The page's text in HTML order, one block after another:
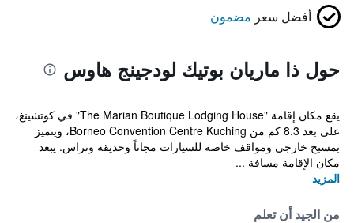
أفضل سعر مضمون
حول ذا ماريان بوتيك لودجينج هاوس
يقع مكان إقامة "The Marian Boutique Lodging House" في كوتشينغ،
على بعد 8.3 كم من Borneo Convention Centre Kuching، ويتميز
بمسبح خارجي ومواقف خاصة للسيارات مجاناً وحديقة وتراس. يبعد
مكان الإقامة مسافة ...
المزيد
من الجيد أن تعلم